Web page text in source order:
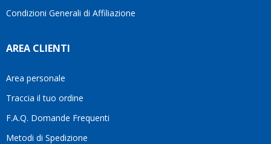
Condizioni Generali di Affiliazione
AREA CLIENTI
Area personale
Traccia il tuo ordine
F.A.Q. Domande Frequenti
Metodi di Spedizione